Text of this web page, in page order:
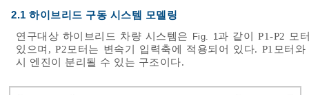
2.1 하이브리드 구동 시스템 모델링
연구대상 하이브리드 차량 시스템은
Fig. 1과 같이 P1-P2 모
있으며, P2모터는 변속기 입력축에 적용되어 있다. P1모터
시 엔진이 분리될 수 있는 구조이다.